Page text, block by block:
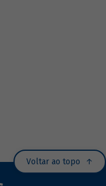
Voltar ao topo